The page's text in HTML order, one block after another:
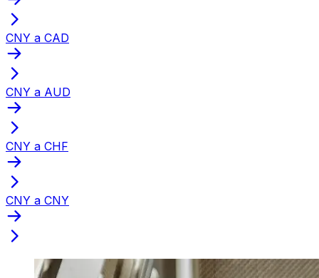
CNY a CAD
CNY a AUD
CNY a CHF
CNY a CNY